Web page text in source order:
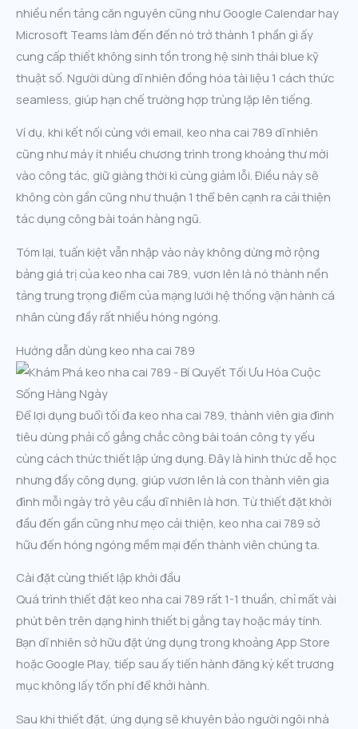
nhiều nền tảng căn nguyên cũng như Google Calendar hay
Microsoft Teams làm đến đến nó trở thành 1 phần gì ấy
cung cấp thiết không sinh tồn trong hệ sinh thái blue kỹ
thuật số. Người dùng dĩ nhiên đồng hóa tài liệu 1 cách thức
seamless, giúp hạn chế trường hợp trùng lặp lên tiếng.
Ví dụ, khi kết nối cùng với email, keo nha cai 789 dĩ nhiên
cũng như máy ít nhiều chương trình trong khoảng thư mời
vào công tác, giữ giàng thời kì cùng giảm lỗi. Điều này sẽ
không còn gần cũng như thuận 1 thể bên cạnh ra cải thiện
tác dụng công bài toán hàng ngũ.
Tóm lại, tuấn kiệt vẫn nhập vào này không dừng mở rộng
bảng giá trị của keo nha cai 789, vươn lên là nó thành nền
tảng trung trọng điểm của mạng lưới hệ thống vận hành cá
nhân cùng đầy rất nhiều hóng ngóng.
Hướng dẫn dùng keo nha cai 789
Để lợi dụng buổi tối đa keo nha cai 789, thành viên gia đình
tiêu dùng phải cố gắng chắc công bài toán công ty yếu
cùng cách thức thiết lập ứng dụng. Đây là hình thức dễ học
nhưng đầy công dụng, giúp vươn lên là con thành viên gia
đình mỗi ngày trở yêu cầu dĩ nhiên là hơn. Từ thiết đặt khởi
đầu đến gần cũng như mẹo cải thiện, keo nha cai 789 sở
hữu đến hóng ngóng mềm mại đến thành viên chúng ta.
Cài đặt cùng thiết lập khởi đầu
Quá trình thiết đặt keo nha cai 789 rất 1-1 thuần, chỉ mất vài
phút bên trên dạng hình thiết bị gắng tay hoặc máy tính.
Bạn dĩ nhiên sở hữu đặt ứng dụng trong khoảng App Store
hoặc Google Play, tiếp sau ấy tiến hành đăng ký kết trương
mục không lấy tổn phí để khởi hành.
Sau khi thiết đặt, ứng dụng sẽ khuyên bảo người ngôi nhà